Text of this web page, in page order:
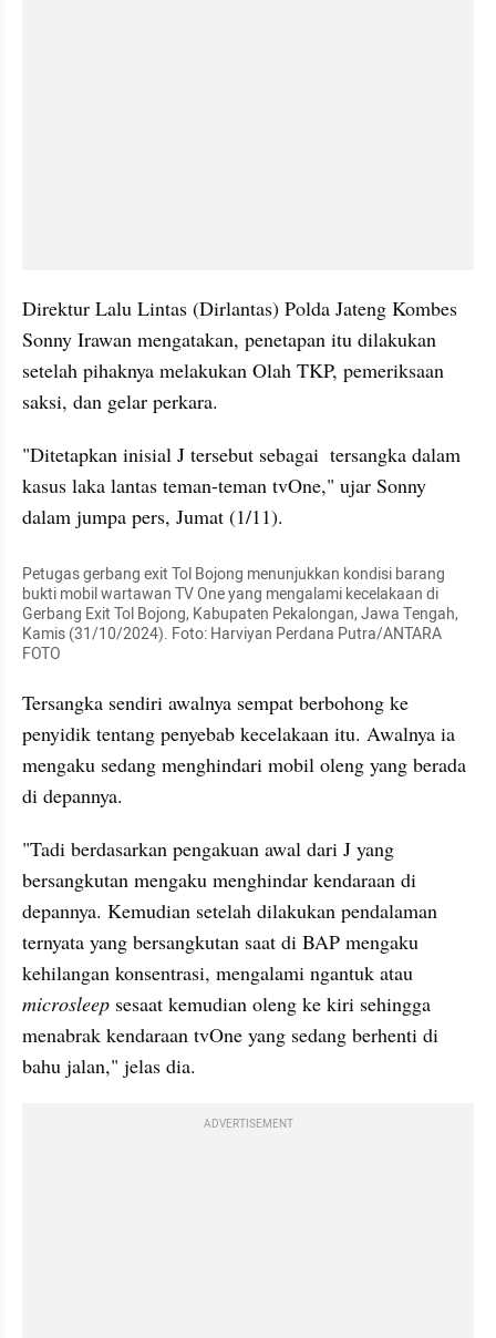
Direktur Lalu Lintas (Dirlantas) Polda Jateng Kombes
Sonny Irawan mengatakan, penetapan itu dilakukan
setelah pihaknya melakukan Olah TKP, pemeriksaan
saksi, dan gelar perkara.
"Ditetapkan inisial J tersebut sebagai  tersangka dalam
kasus laka lantas teman-teman tvOne," ujar Sonny
dalam jumpa pers, Jumat (1/11).
Petugas gerbang exit Tol Bojong menunjukkan kondisi barang
bukti mobil wartawan TV One yang mengalami kecelakaan di
Gerbang Exit Tol Bojong, Kabupaten Pekalongan, Jawa Tengah,
Kamis (31/10/2024). Foto: Harviyan Perdana Putra/ANTARA
FOTO
Tersangka sendiri awalnya sempat berbohong ke
penyidik tentang penyebab kecelakaan itu. Awalnya ia
mengaku sedang menghindari mobil oleng yang berada
di depannya.
"Tadi berdasarkan pengakuan awal dari J yang
bersangkutan mengaku menghindar kendaraan di
depannya. Kemudian setelah dilakukan pendalaman
ternyata yang bersangkutan saat di BAP mengaku
microsleep sesaat kemudian oleng ke kiri sehingga
menabrak kendaraan tvOne yang sedang berhenti di
bahu jalan," jelas dia.
ADVERTISEMENT